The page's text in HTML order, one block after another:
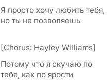
Я просто хочу любить тебя,
но ты не позволяешь
[Chorus: Hayley Williams]
Потому что я скучаю по
тебе, как по ярости